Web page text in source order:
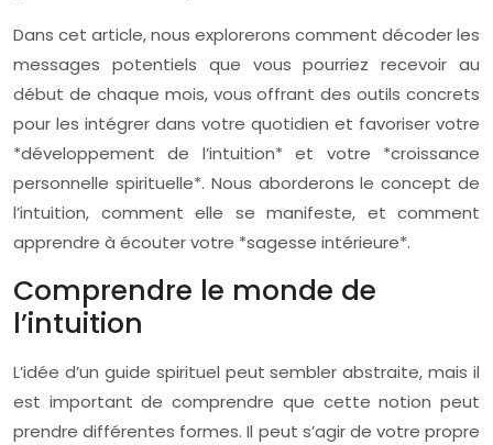
Dans cet article, nous explorerons comment décoder les
messages potentiels que vous pourriez recevoir au
début de chaque mois, vous offrant des outils concrets
pour les intégrer dans votre quotidien et favoriser votre
*développement de l’intuition* et votre *croissance
personnelle spirituelle*. Nous aborderons le concept de
l’intuition, comment elle se manifeste, et comment
apprendre à écouter votre *sagesse intérieure*.
Comprendre le monde de
l’intuition
L’idée d’un guide spirituel peut sembler abstraite, mais il
est important de comprendre que cette notion peut
prendre différentes formes. Il peut s’agir de votre propre